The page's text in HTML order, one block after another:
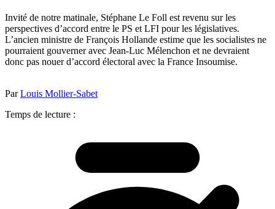
Invité de notre matinale, Stéphane Le Foll est revenu sur les
perspectives d’accord entre le PS et LFI pour les législatives.
L’ancien ministre de François Hollande estime que les socialistes ne
pourraient gouverner avec Jean-Luc Mélenchon et ne devraient
donc pas nouer d’accord électoral avec la France Insoumise.
ParLouis Mollier-Sabet
Temps de lecture :